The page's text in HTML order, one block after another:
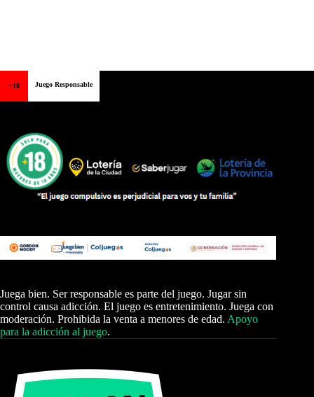
+18 Juego Responsable
Juega bien. Ser responsable es parte del juego. Jugar sin
control causa adicción. El juego es entretenimiento. Juega con
moderación. Prohibida la venta a menores de edad. Apoyo
para la adicción al juego.